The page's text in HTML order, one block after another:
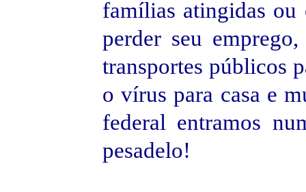
famílias atingidas
perder seu
transportes públicos
o vírus para casa e
federal entramos
pesadelo!